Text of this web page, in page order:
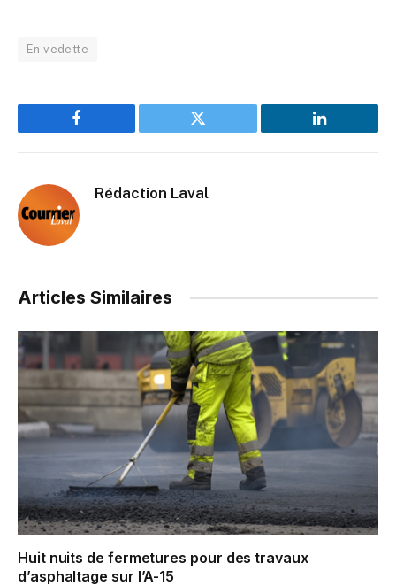
En vedette
Facebook Twitter LinkedIn
Rédaction Laval
Articles Similaires
Huit nuits de fermetures pour des travaux
d’asphaltage sur l’A-15